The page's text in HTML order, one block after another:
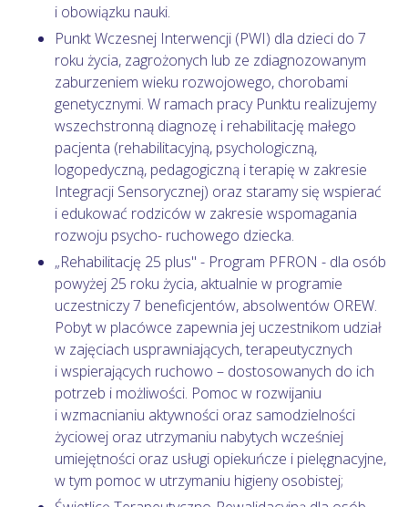
i obowiązku nauki.
Punkt Wczesnej Interwencji (PWI) dla dzieci do 7
roku życia, zagrożonych lub ze zdiagnozowanym
zaburzeniem wieku rozwojowego, chorobami
genetycznymi. W ramach pracy Punktu realizujemy
wszechstronną diagnozę i rehabilitację małego
pacjenta (rehabilitacyjną, psychologiczną,
logopedyczną, pedagogiczną i terapię w zakresie
Integracji Sensorycznej) oraz staramy się wspierać
i edukować rodziców w zakresie wspomagania
rozwoju psycho- ruchowego dziecka.
„Rehabilitację 25 plus" - Program PFRON - dla osób
powyżej 25 roku życia, aktualnie w programie
uczestniczy 7 beneficjentów, absolwentów OREW.
Pobyt w placówce zapewnia jej uczestnikom udział
w zajęciach usprawniających, terapeutycznych
i wspierających ruchowo – dostosowanych do ich
potrzeb i możliwości. Pomoc w rozwijaniu
i wzmacnianiu aktywności oraz samodzielności
życiowej oraz utrzymaniu nabytych wcześniej
umiejętności oraz usługi opiekuńcze i pielęgnacyjne,
w tym pomoc w utrzymaniu higieny osobistej;